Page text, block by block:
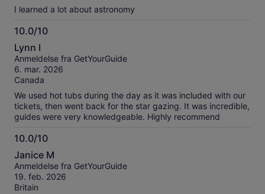
I learned a lot about astronomy
10.0/10
10.0
ud
af
10
Lynn I
Anmeldelse fra GetYourGuide
6. mar. 2026
Canada
We used hot tubs during the day as it was included with our
tickets, then went back for the star gazing. It was incredible,
guides were very knowledgeable. Highly recommend
10.0/10
10.0
ud
af
10
Janice M
Anmeldelse fra GetYourGuide
19. feb. 2026
Britain